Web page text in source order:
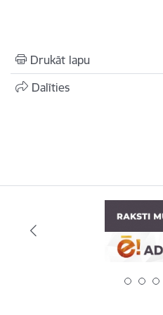
Drukāt lapu
Dalīties